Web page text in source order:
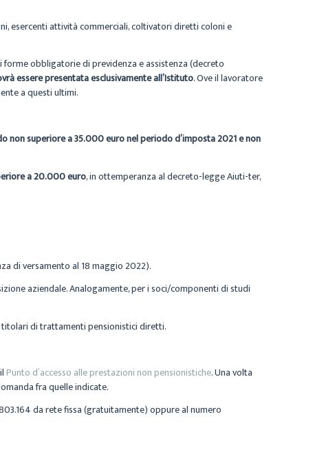
esercenti attività commerciali, coltivatori diretti coloni e
obbligatorie di previdenza e assistenza (decreto
essere presentata esclusivamente all’Istituto. Ove il lavoratore
a questi ultimi.
non superiore a 35.000 euro nel periodo d’imposta 2021 e non
a 20.000 euro, in ottemperanza al decreto-legge Aiuti-ter,
di versamento al 18 maggio 2022).
aziendale. Analogamente, per i soci/componenti di studi
titolari di trattamenti pensionistici diretti.
Punto d’accesso alle prestazioni non pensionistiche. Una volta
fra quelle indicate.
da rete fissa (gratuitamente) oppure al numero